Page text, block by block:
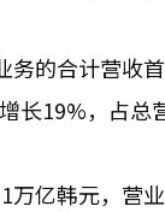
务的合计营收
长19%，占总
万亿韩元，营